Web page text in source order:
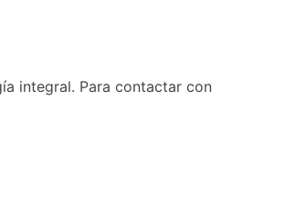
integral. Para contactar con